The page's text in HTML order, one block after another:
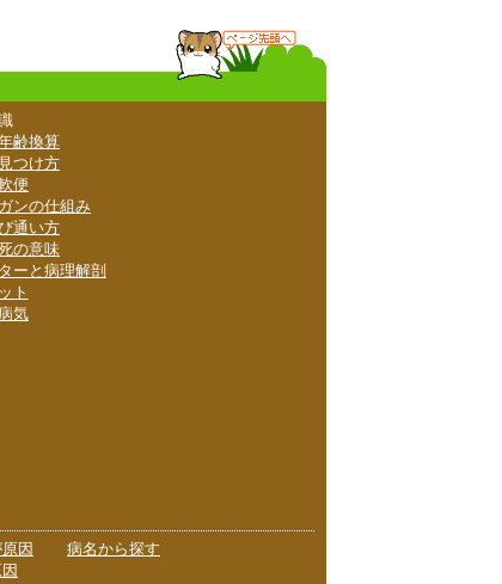
齢換算
つけ方
便
ンの仕組み
通い方
の意味
ーと病理解剖
ト
気
因
病名から探す